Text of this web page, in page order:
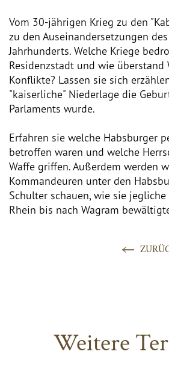
Vom 30-jährigen Krieg zu den
zu den Auseinandersetzungen
Jahrhunderts. Welche Kriege
Residenzstadt und wie überstand
Konflikte? Lassen sie sich
"kaiserliche" Niederlage die
Parlaments wurde.
Erfahren sie welche Habsburger
betroffen waren und welche
Waffe griffen. Außerdem werden
Kommandeuren unter den
Schulter schauen, wie sie
Rhein bis nach Wagram
Weitere